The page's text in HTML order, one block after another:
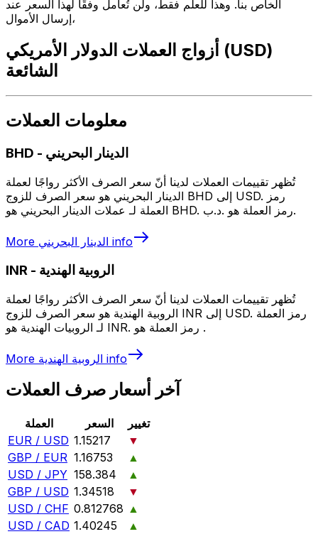
الخاص بنا. وهذا للعلم فقط، ولن تُعامل وفقًا لهذا السعر عند
إرسال الأموال،
أزواج العملات الدولار الأمريكي (USD)
الشائعة
معلومات العملات
BHD - الدينار البحريني
تُظهر تقييمات العملات لدينا أنّ سعر الصرف الأكثر رواجًا لعملة
الدينار البحريني هو سعر الصرف للزوج BHD إلى USD. رمز
العملة لـ عملات الدينار البحريني هو BHD. رمز العملة هو .د.ب.
More الدينار البحريني info
INR - الروبية الهندية
تُظهر تقييمات العملات لدينا أنّ سعر الصرف الأكثر رواجًا لعملة
الروبية الهندية هو سعر الصرف للزوج INR إلى USD. رمز العملة
لـ الروبيات الهندية هو INR. رمز العملة هو ₹.
More الروبية الهندية info
آخر أسعار صرف العملات
العملة السعر
تغيير
EUR / USD 1.15217
▼
GBP / EUR 1.16753
▲
USD / JPY 158.384
▲
GBP / USD 1.34518
▼
USD / CHF 0.812768 ▲
USD / CAD 1.40245
▲